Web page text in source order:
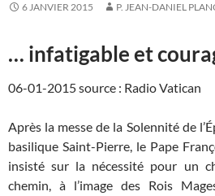
6 JANVIER 2015 P. JEAN-DANIEL
… infatigable et
06-01-2015 source : Radio Vatican
Après la messe de la Solennité de
basilique Saint-Pierre, le Pape
insisté sur la nécessité pour un
chemin, à l’image des Rois